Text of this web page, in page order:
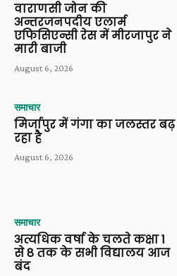
वाराणसी जोन की
अन्तरजनपदीय एलार्म
एफिसिएन्सी रेस में मीरजापुर ने
मारी बाजी
August 6, 2026
समाचार
मिर्जापुर में गंगा का जलस्तर बढ़
रहा है
August 6, 2026
समाचार
अत्यधिक वर्षा के चलते कक्षा 1
से 8 तक के सभी विद्यालय आज
बंद